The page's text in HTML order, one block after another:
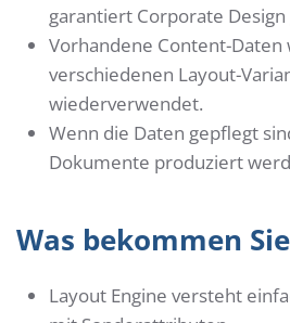
garantiert Corporate
Vorhandene Content-Daten
verschiedenen Layout-
wiederverwendet.
Wenn die Daten gepflegt
Dokumente produziert
Was bekommen
Layout Engine versteht